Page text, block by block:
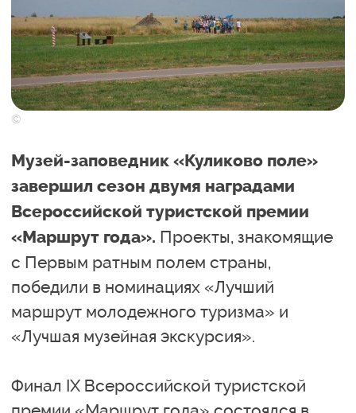
©
Музей-заповедник «Куликово поле»
завершил сезон двумя наградами
Всероссийской туристской премии
«Маршрут года». Проекты, знакомящие
с Первым ратным полем страны,
победили в номинациях «Лучший
маршрут молодежного туризма» и
«Лучшая музейная экскурсия».
Финал IX Всероссийской туристской